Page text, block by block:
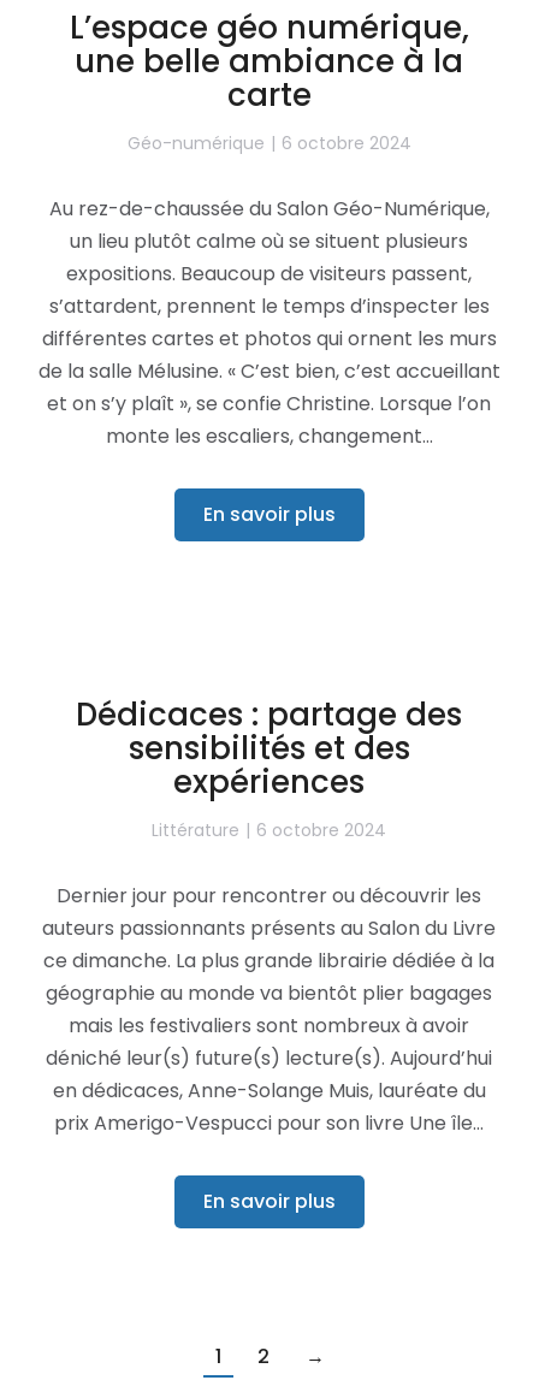
L’espace géo numérique,
une belle ambiance à la
carte
Géo-numérique 6 octobre 2024
Au rez-de-chaussée du Salon Géo-Numérique,
un lieu plutôt calme où se situent plusieurs
expositions. Beaucoup de visiteurs passent,
s’attardent, prennent le temps d’inspecter les
différentes cartes et photos qui ornent les murs
de la salle Mélusine. « C’est bien, c’est accueillant
et on s’y plaît », se confie Christine. Lorsque l’on
monte les escaliers, changement…
En savoir plus
Dédicaces : partage des
sensibilités et des
expériences
Littérature 6 octobre 2024
Dernier jour pour rencontrer ou découvrir les
auteurs passionnants présents au Salon du Livre
ce dimanche. La plus grande librairie dédiée à la
géographie au monde va bientôt plier bagages
mais les festivaliers sont nombreux à avoir
déniché leur(s) future(s) lecture(s). Aujourd’hui
en dédicaces, Anne-Solange Muis, lauréate du
prix Amerigo-Vespucci pour son livre Une île…
En savoir plus
1 2 →